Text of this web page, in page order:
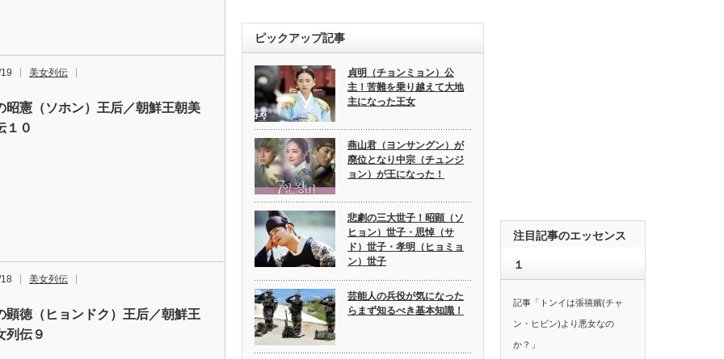
美女列伝
昭憲（ソホン）王后／朝鮮王朝美
１０
美女列伝
顕徳（ヒョンドク）王后／朝鮮王
列伝９
ピックアップ記事
貞明（チョンミョン）公
主！苦難を乗り越えて大地
主になった王女
燕山君（ヨンサングン）が
廃位となり中宗（チュンジ
ョン）が王になった！
悲劇の三大世子！昭顕（ソ
ヒョン）世子・思悼（サ
ド）世子・孝明（ヒョミョ
ン）世子
芸能人の兵役が気になった
らまず知るべき基本知識！
注目記事のエッセンス
１
記事「トンイは張禧嬪(チャ
ン・ヒビン)より悪女なの
か？」